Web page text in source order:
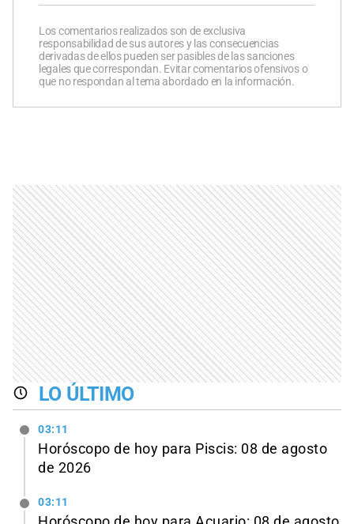
Los comentarios realizados son de exclusiva
responsabilidad de sus autores y las consecuencias
derivadas de ellos pueden ser pasibles de las sanciones
legales que correspondan. Evitar comentarios ofensivos o
que no respondan al tema abordado en la información.
LO ÚLTIMO
03:11
Horóscopo de hoy para Piscis: 08 de agosto
de 2026
03:11